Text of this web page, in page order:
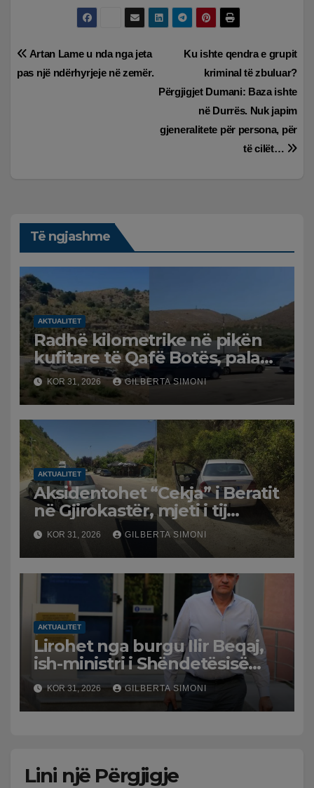
Lëvizje
te
Ku ishte qendra e grupit
kriminal të zbuluar?
Përgjigjet Dumani: Baza ishte
në Durrës. Nuk japim
gjeneralitete për persona, për
të cilët…
Artan Lame u nda nga jeta
pas një ndërhyrjeje në zemër.
Të ngjashme
AKTUALITET
Radhë kilometrike në pikën
kufitare të Qafë Botës, pala
greke raporton defekt në
sistem, qytetarët mbeten të
bllokuar
KOR 31, 2026 GILBERTA SIMONI
AKTUALITET
Aksidentohet “Cekja” i Beratit
në Gjirokastër, mjeti i tij
përplaset me atë të klerikut
bektashian
KOR 31, 2026 GILBERTA SIMONI
AKTUALITET
Lirohet nga burgu Ilir Beqaj,
ish-ministri i Shëndetësisë
‘kthehet’ në shtëpi, GJKKO i
ndryshon masën e arrestit
KOR 31, 2026 GILBERTA SIMONI
Lini një Përgjigje